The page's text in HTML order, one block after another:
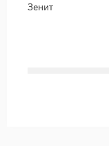
Зенит